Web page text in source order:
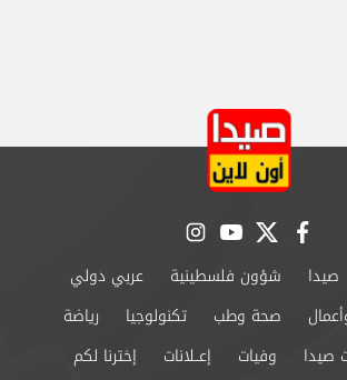
facebook
twitter
youtube
instagram
صيدا شؤون فلسطينية
عربي دولي
صحة وطب تكنولوجيا
رياضة
صيدا وفيات إعــلانات إخترنا لكم